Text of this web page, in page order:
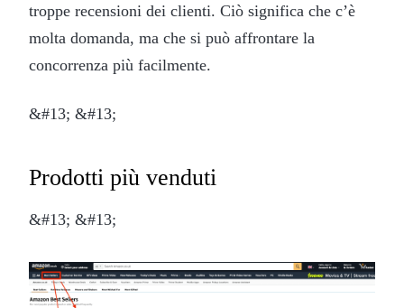
troppe recensioni dei clienti. Ciò significa che c’è
molta domanda, ma che si può affrontare la
concorrenza più facilmente.
&#13; &#13;
Prodotti più venduti
&#13; &#13;